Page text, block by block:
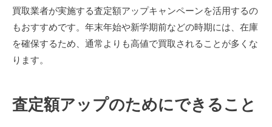
買取業者が実施する査定額アップキャンペーンを活用するの
もおすすめです。年末年始や新学期前などの時期には、在庫
を確保するため、通常よりも高値で買取されることが多くな
ります。
査定額アップのためにできること